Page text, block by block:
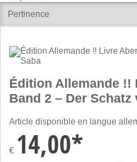
Édition Allemande !!
Band 2 – Der Schatz
Article disponible en langue
€ 14,00*